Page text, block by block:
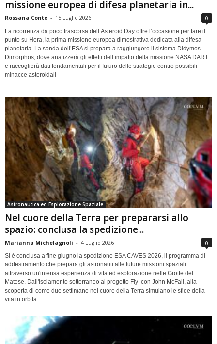
missione europea di difesa planetaria in...
Rossana Conte - 15 Luglio 2026 0
La ricorrenza da poco trascorsa dell’Asteroid Day offre l’occasione per fare il
punto su Hera, la prima missione europea dimostrativa dedicata alla difesa
planetaria. La sonda dell’ESA si prepara a raggiungere il sistema Didymos–
Dimorphos, dove analizzerà gli effetti dell’impatto della missione NASA DART
e raccoglierà dati fondamentali per il futuro delle strategie contro possibili
minacce asteroidali
Astronautica ed Esplorazione Spaziale
Nel cuore della Terra per prepararsi allo
spazio: conclusa la spedizione...
Marianna Michelagnoli - 4 Luglio 2026 0
Si è conclusa a fine giugno la spedizione ESA CAVES 2026, il programma di
addestramento che prepara gli astronauti alle future missioni spaziali
attraverso un'intensa esperienza di vita ed esplorazione nelle Grotte del
Matese. Dall'isolamento sotterraneo al progetto Fly! con John McFall, alla
scoperta di come due settimane nel cuore della Terra simulano le sfide della
vita in orbita